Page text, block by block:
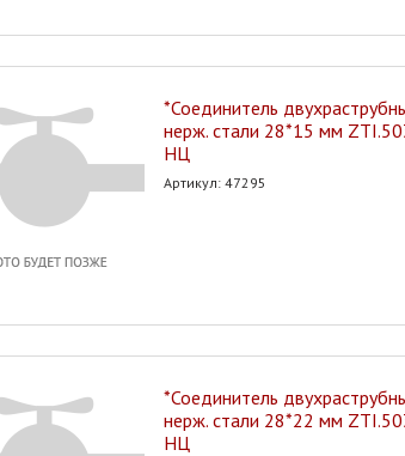
*Соединитель
нерж. стали 28*15 мм
НЦ
Артикул: 47295
*Соединитель
нерж. стали 28*22 мм
НЦ